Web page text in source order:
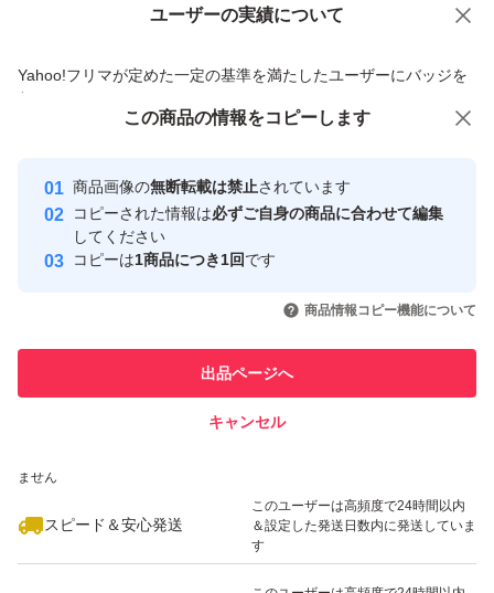
■お値下げ致しかねます
☆お品の特性です
製品の仕様上、剃刃部分またはケース内に白い粉末状のも
ジェル部分の一部が粉末化し付着している物の為、使用上
問題は御座いません
→本体(刃付き)+替刃ケースをまるっと緩衝材で包み
※替刃ケースの裏側、最初から空いている状態です
こちらも全て未使用の新品でお包みします
ユーザーの実績について
Yahoo!フリマが定めた一定の基準を満たしたユーザーにバッジを
付与しています
安心取引出品者
心・安全なユーザーです
取引実績
引を完了させた実績があります
での取引実績があります
ません
スピード＆安心発送
このユーザーは高頻度で24時間以内
＆設定した発送日数内に発送していま
す
価格の相談 商品への質問
この商品の情報をコピーします
商品画像の無断転載は禁止されています
コピーされた情報は必ずご自身の商品に合わせて編集
してください
コピーは1商品につき1回です
商品情報コピー機能について
出品ページへ
キャンセル
この商品をみている人にオススメ